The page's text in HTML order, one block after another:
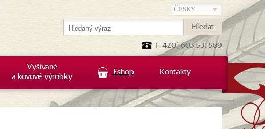
Vyšívané
a kovové výrobky
Eshop Kontakty
(+420) 603 531 589
Hledat